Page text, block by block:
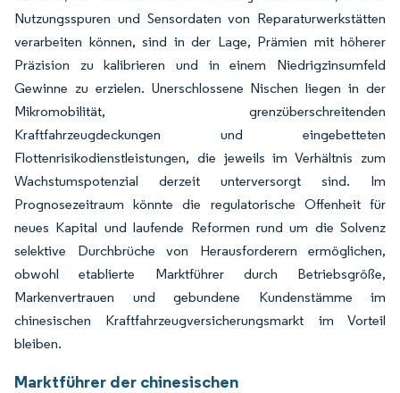
Nutzungsspuren und Sensordaten von Reparaturwerkstätten
verarbeiten können, sind in der Lage, Prämien mit höherer
Präzision zu kalibrieren und in einem Niedrigzinsumfeld
Gewinne zu erzielen. Unerschlossene Nischen liegen in der
Mikromobilität, grenzüberschreitenden
Kraftfahrzeugdeckungen und eingebetteten
Flottenrisikodienstleistungen, die jeweils im Verhältnis zum
Wachstumspotenzial derzeit unterversorgt sind. Im
Prognosezeitraum könnte die regulatorische Offenheit für
neues Kapital und laufende Reformen rund um die Solvenz
selektive Durchbrüche von Herausforderern ermöglichen,
obwohl etablierte Marktführer durch Betriebsgröße,
Markenvertrauen und gebundene Kundenstämme im
chinesischen Kraftfahrzeugversicherungsmarkt im Vorteil
bleiben.
Marktführer der chinesischen